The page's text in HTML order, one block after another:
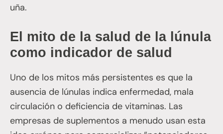
uña.
El mito de la salud de la lúnula
como indicador de salud
Uno de los mitos más persistentes es que la
ausencia de lúnulas indica enfermedad, mala
circulación o deficiencia de vitaminas. Las
empresas de suplementos a menudo usan esta